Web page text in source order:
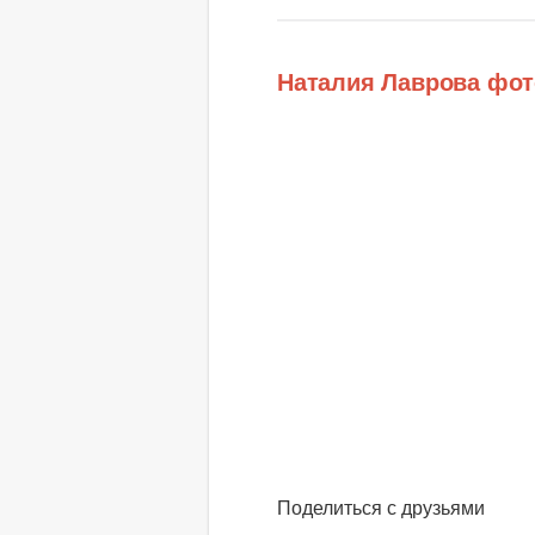
Наталия Лаврова
Поделиться с друзьями